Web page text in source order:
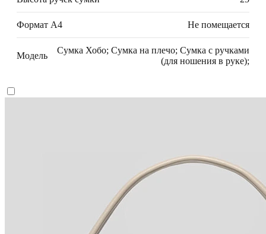
Формат А4 Не помещается
Модель
Сумка Хобо; Сумка на плечо; Сумка с ручками
(для ношения в руке);